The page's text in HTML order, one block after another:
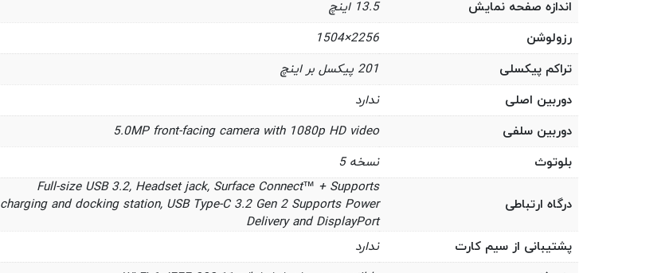
اندازه صفحه نمایش
13.5 اینچ
رزولوشن
2256×1504
تراکم پیکسلی
201 پیکسل بر اینچ
دوربین اصلی
ندارد
دوربین سلفی
5.0MP front-facing camera with 1080p HD video
بلوتوث
نسخه 5
درگاه ارتباطی
Full-size USB 3.2, Headset jack, Surface Connect™ + Supports
charging and docking station, USB Type-C 3.2 Gen 2 Supports Power
Delivery and DisplayPort
پشتیبانی از سیم کارت
ندارد